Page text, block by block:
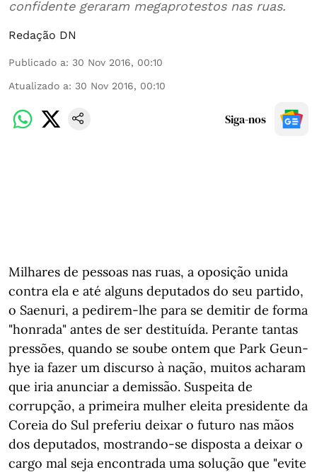
confidente geraram megaprotestos nas ruas.
Redação DN
Publicado a: 30 Nov 2016, 00:10
Atualizado a: 30 Nov 2016, 00:10
Siga-nos
Milhares de pessoas nas ruas, a oposição unida
contra ela e até alguns deputados do seu partido,
o Saenuri, a pedirem-lhe para se demitir de forma
"honrada" antes de ser destituída. Perante tantas
pressões, quando se soube ontem que Park Geun-
hye ia fazer um discurso à nação, muitos acharam
que iria anunciar a demissão. Suspeita de
corrupção, a primeira mulher eleita presidente da
Coreia do Sul preferiu deixar o futuro nas mãos
dos deputados, mostrando-se disposta a deixar o
cargo mal seja encontrada uma solução que "evite